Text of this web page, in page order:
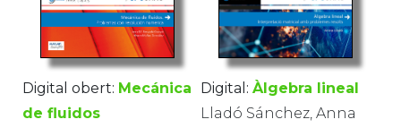
Digital obert: Mecánica
de fluidos
Digital: Àlgebra lineal
Lladó Sánchez, Anna